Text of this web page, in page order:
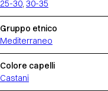
25-30, 30-35
Gruppo etnico
Mediterraneo
Colore capelli
Castani